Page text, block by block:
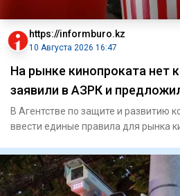
https://informburo.kz
10 Августа 2026 16:47
На рынке кинопроката нет
заявили в АЗРК и
В Агентстве по защите и развитию
ввести единые правила для рынка